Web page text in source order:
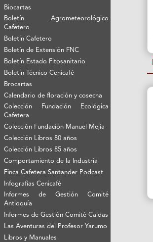
Biocartas
Boletín Agrometeorológico
Cafetero
Boletín Cafetero
Boletín de Extensión FNC
Boletín Estado Fitosanitario
Boletín Técnico Cenicafé
Brocartas
Calendario de floración y cosecha
Colección Fundación Ecológica
Cafetera
Colección Fundación Manuel Mejía
Colección Libros 80 años
Colección Libros 85 años
Comportamiento de la Industria
Finca Cafetera Santander Podcast
Infografías Cenicafé
Informes de Gestión Comité
Antioquía
Informes de Gestión Comité Caldas
Las Aventuras del Profesor Yarumo
Libros y Manuales